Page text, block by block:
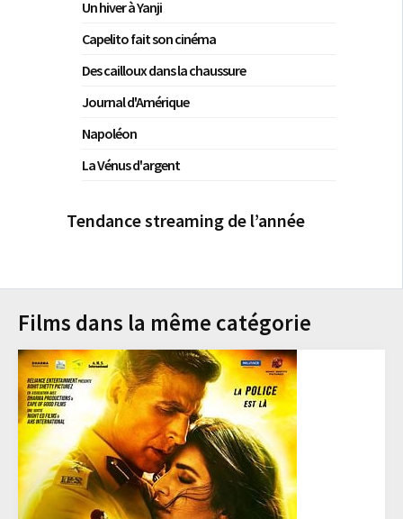
Un hiver à Yanji
Capelito fait son cinéma
Des cailloux dans la chaussure
Journal d'Amérique
Napoléon
La Vénus d'argent
Tendance streaming de l’année
Films dans la même catégorie